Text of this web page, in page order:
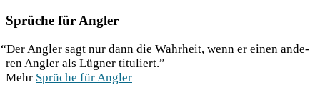
Sprüche für Angler
“Der Ang­ler sagt nur dann die Wahr­heit, wenn er einen ande­
ren Ang­ler als Lüg­ner tituliert.”
Mehr Sprü­che für Angler